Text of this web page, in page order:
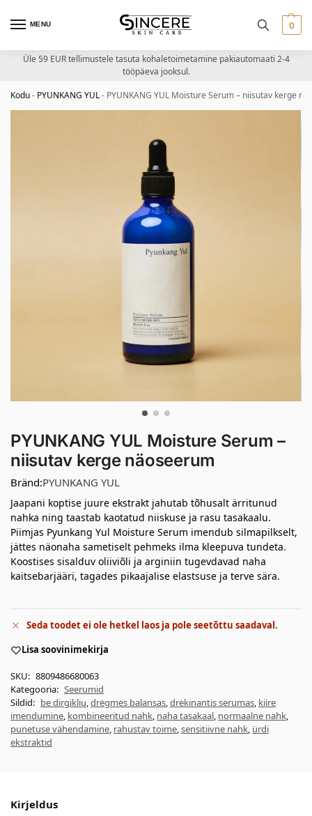
MENU 0
Üle 59 EUR tellimustele tasuta kohaletoimetamine pakiautomaati 2-4
tööpäeva jooksul.
Kodu- PYUNKANG YUL- PYUNKANG YUL Moisture Serum – niisutav kerge
PYUNKANG YUL Moisture Serum –
niisutav kerge näoseerum
Bränd:PYUNKANG YUL
Jaapani koptise juure ekstrakt jahutab tõhusalt ärritunud
nahka ning taastab kaotatud niiskuse ja rasu tasakaalu.
Piimjas Pyunkang Yul Moisture Serum imendub silmapilkselt,
jättes näonaha sametiselt pehmeks ilma kleepuva tundeta.
Koostises sisalduv oliiviõli ja arginiin tugevdavad naha
kaitsebarjääri, tagades pikaajalise elastsuse ja terve sära.
Seda toodet ei ole hetkel laos ja pole seetõttu saadaval.
Lisa soovinimekirja
SKU: 8809486680063
Kategooria: Seerumid
Sildid: be dirgiklių,drėgmės balansas,drėkinantis serumas, kiire
imendumine, kombineeritud nahk, naha tasakaal, normaalne nahk,
punetuse vähendamine, rahustav toime,sensitiivne nahk, ürdi
ekstraktid
Kirjeldus